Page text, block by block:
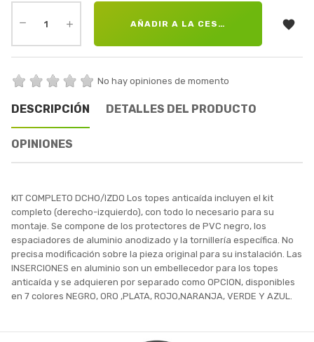
AÑADIR A LA CESTA 
No hay opiniones de momento
DESCRIPCIÓN DETALLES DEL PRODUCTO
OPINIONES
KIT COMPLETO DCHO/IZDO Los topes anticaída incluyen el kit
completo (derecho-izquierdo), con todo lo necesario para su
montaje. Se compone de los protectores de PVC negro, los
espaciadores de aluminio anodizado y la tornillería específica. No
precisa modificación sobre la pieza original para su instalación. Las
INSERCIONES en aluminio son un embellecedor para los topes
anticaída y se adquieren por separado como OPCION, disponibles
en 7 colores NEGRO, ORO ,PLATA, ROJO,NARANJA, VERDE Y AZUL.